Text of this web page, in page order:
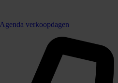
Agenda verkoopdagen